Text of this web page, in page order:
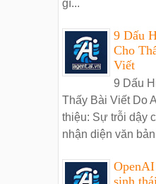
gì...
9 Dấu
Cho
Viết
9 Dấu
Thấy Bài Viết Do
thiệu: Sự trỗi dậy
nhận diện văn
sinh